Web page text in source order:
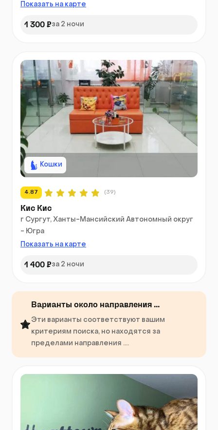
Показать на карте
1 300 ₽за 2 ночи
Кошки
4.87 (39)
Кис Кис
г Сургут, Ханты-Мансийский Автономный округ
- Югра
Показать на карте
1 400 ₽за 2 ночи
Варианты около направления ...
Эти варианты соответствуют вашим
критериям поиска, но находятся за
пределами направления ....